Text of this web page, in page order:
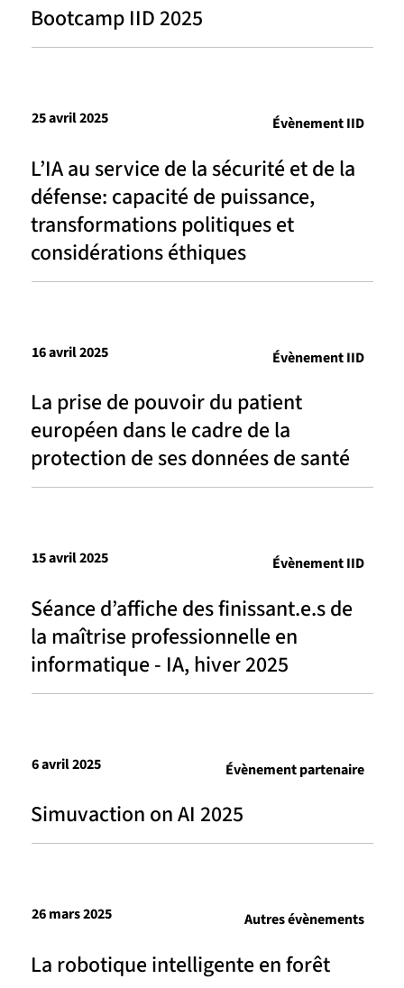
Bootcamp IID 2025
L’IA au service de la sécurité et de la
défense: capacité de puissance,
transformations politiques et
considérations éthiques
25 avril 2025 Évènement IID
La prise de pouvoir du patient
européen dans le cadre de la
protection de ses données de santé
16 avril 2025 Évènement IID
Séance d’affiche des finissant.e.s de
la maîtrise professionnelle en
informatique - IA, hiver 2025
15 avril 2025 Évènement IID
Simuvaction on AI 2025
6 avril 2025 Évènement partenaire
La robotique intelligente en forêt
26 mars 2025 Autres évènements